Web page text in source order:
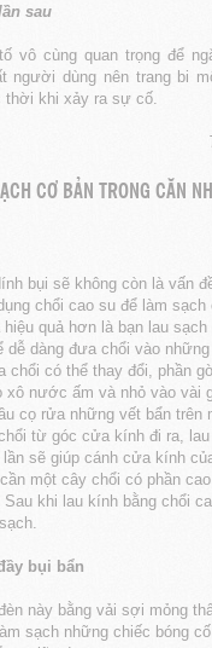
sau
vô cùng quan trọng để
người dùng nên trang bi
khi xảy ra sự cố.
CƠ BẢN TRONG CĂN
bụi sẽ không còn là vấn
chổi cao su để làm sạch
quả hơn là bạn lau
dễ dàng đưa chổi vào
chổi có thể thay đổi, phần
xô nước ấm và nhỏ vào vài
cọ rửa những vết bẩn trên
từ góc cửa kính đi ra,
sẽ giúp cánh cửa kính
một cây chổi có phần
Sau khi lau kính bằng chổi
bụi bẩn
này bằng vải sợi mỏng
sạch những chiếc bóng